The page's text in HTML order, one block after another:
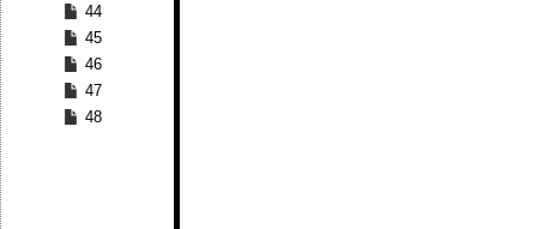
44
45
46
47
48